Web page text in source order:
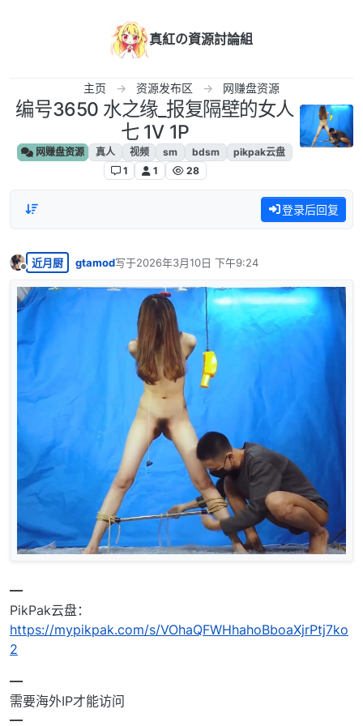
真紅の資源討論組
主页 资源发布区 网赚盘资源
编号3650 水之缘_报复隔壁的女人
七 1V 1P
网赚盘资源 真人 视频 sm bdsm
pikpak云盘
1
1 28
登录后回复
离线
近月厨 gtamod写于2026年3月10日 下午9:24
最后由 编辑
━
PikPak云盘：
https://mypikpak.com/s/VOhaQFWHhahoBboaXjrPtj7ko
2
━
需要海外IP才能访问
━